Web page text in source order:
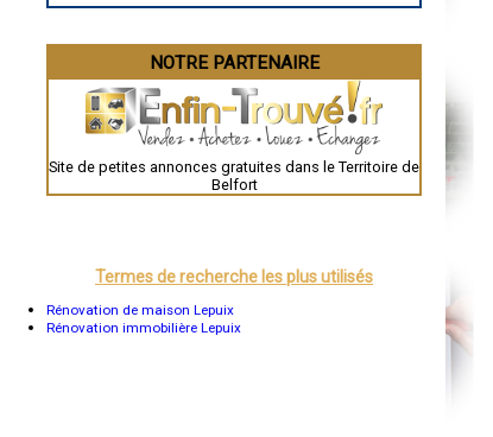
Guéret
Besançon
Évreux
Chartres
Nîmes
Auch
Grenoble
Mont-de-Marsan
Blois
NOTRE PARTENAIRE
Site de petites annonces gratuites dans le Territoire de
Belfort
Termes de recherche les plus utilisés
Rénovation de maison Lepuix
Rénovation immobilière Lepuix